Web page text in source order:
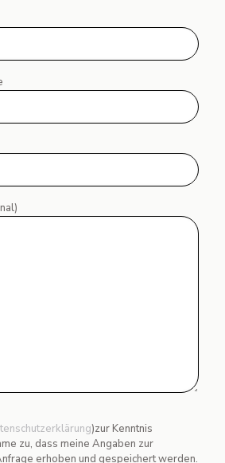
)zur Kenntnis
zu, dass meine Angaben zur
erhoben und gespeichert werden.